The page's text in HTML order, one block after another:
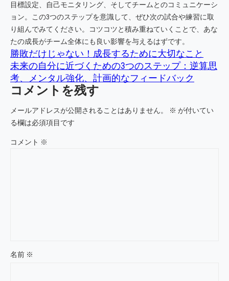
目標設定、自己モニタリング、そしてチームとのコミュニケーシ
ョン。この3つのステップを意識して、ぜひ次の試合や練習に取
り組んでみてください。コツコツと積み重ねていくことで、あな
たの成長がチーム全体にも良い影響を与えるはずです。
勝敗だけじゃない！成長するために大切なこと
未来の自分に近づくための3つのステップ：逆算思
考、メンタル強化、計画的なフィードバック
コメントを残す
メールアドレスが公開されることはありません。 ※ が付いてい
る欄は必須項目です
コメント ※
名前 ※